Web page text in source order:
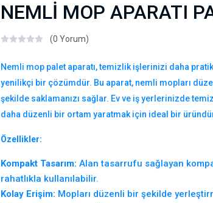
NEMLİ MOP APARATI
(0 Yorum)
Nemli mop palet aparatı, temizlik işlerinizi daha
yenilikçi bir çözümdür. Bu aparat, nemli mopları
şekilde saklamanızı sağlar. Ev ve iş yerlerinizde
daha düzenli bir ortam yaratmak için ideal bir
Özellikler:
Kompakt Tasarım: Alan tasarrufu sağlayan
rahatlıkla kullanılabilir.
Kolay Erişim: Mopları düzenli bir şekilde